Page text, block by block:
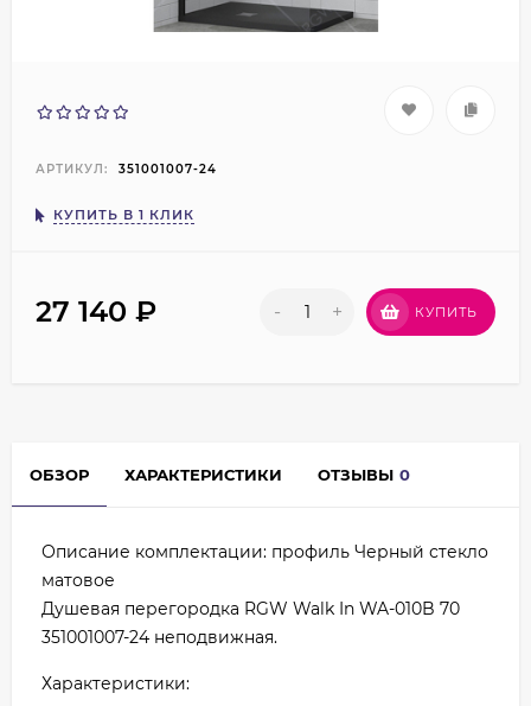
АРТИКУЛ: 351001007-24
КУПИТЬ В 1 КЛИК
27 140 ₽ - + КУПИТЬ
ОБЗОР ХАРАКТЕРИСТИКИ ОТЗЫВЫ 0
Описание комплектации: профиль Черный стекло
матовое
Душевая перегородка RGW Walk In WA-010B 70
351001007-24 неподвижная.
Характеристики: